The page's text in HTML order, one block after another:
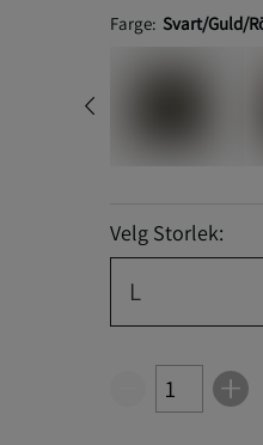
Farge: Svart/Guld/
Velg Storlek:
L